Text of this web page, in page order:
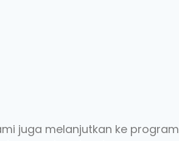
juga melanjutkan ke program